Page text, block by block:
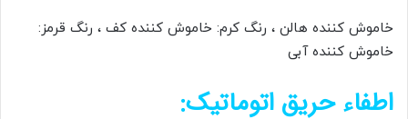
خاموش کننده هالن ، رنگ کرم: خاموش کننده کف ، رنگ قرمز:
خاموش کننده آبی
اطفاء حریق اتوماتیک: